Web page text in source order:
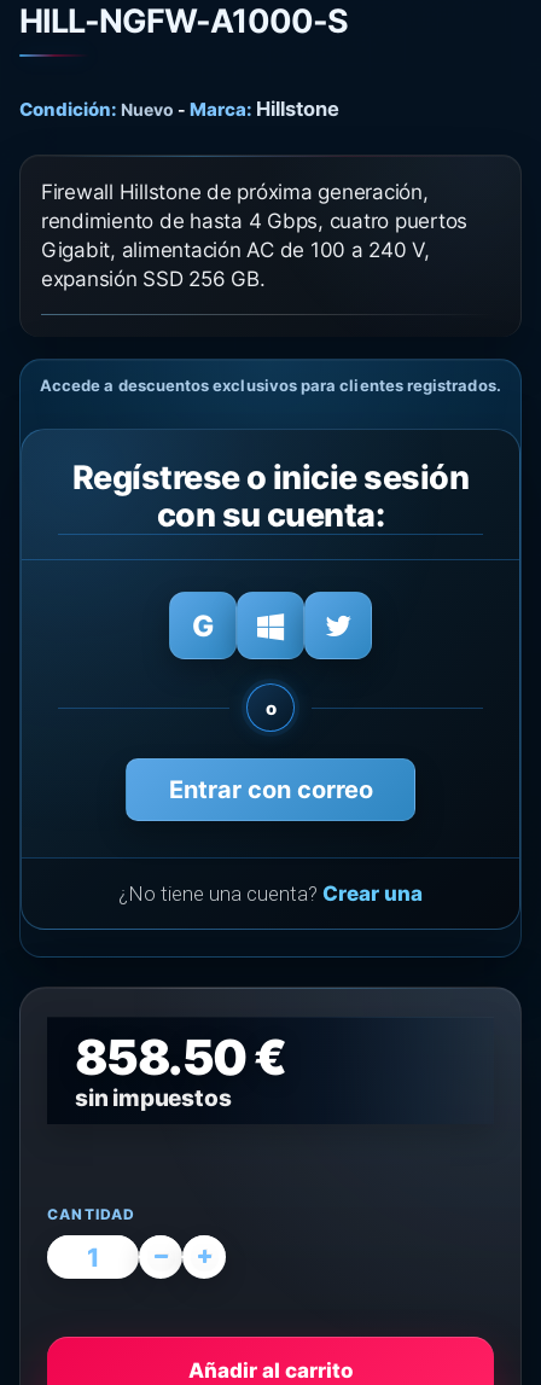
HILL-NGFW-A1000-S
Condición: Nuevo - Marca: Hillstone
Firewall Hillstone de próxima generación,
rendimiento de hasta 4 Gbps, cuatro puertos
Gigabit, alimentación AC de 100 a 240 V,
expansión SSD 256 GB.
Accede a descuentos exclusivos para clientes registrados.
Regístrese o inicie sesión
con su cuenta:
o
Entrar con correo
¿No tiene una cuenta? Crear una
858.50 €
sin impuestos
CANTIDAD
Añadir al carrito